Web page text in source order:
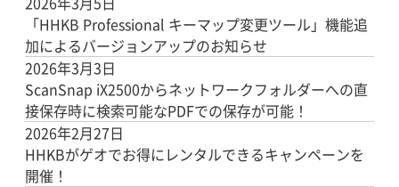
「HHKB Professional キーマップ変更ツール」機能追
加によるバージョンアップのお知らせ
2026年3月3日
ScanSnap iX2500からネットワークフォルダーへの直
接保存時に検索可能なPDFでの保存が可能！
2026年2月27日
HHKBがゲオでお得にレンタルできるキャンペーンを
開催！